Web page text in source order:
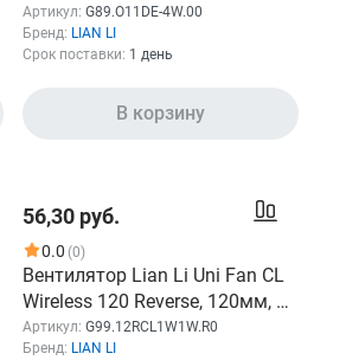
Белый мелкоячеистая, в
комплект входят кронштейны
для установки до 3x 120-мм
спереди, сталь
Артикул: G89.O11DE-4W.00
Бренд: LIAN LI
Срок поставки: 1 день
В корзину
56,30 руб.
0.0 (0)
Вентилятор Lian Li Uni Fan CL
Wireless 120 Reverse, 120мм, 4-
pin, 2100об/мин, 30.8 дБ, ARGB,
белый, Ret [g99.12rcl1w1w.r0]
Артикул: G99.12RCL1W1W.R0
Бренд: LIAN LI